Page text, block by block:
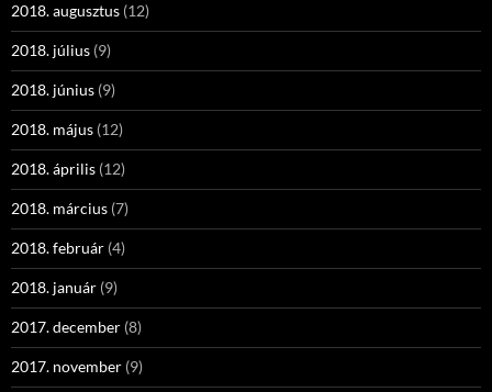
2018. augusztus (12)
2018. július (9)
2018. június (9)
2018. május (12)
2018. április (12)
2018. március (7)
2018. február (4)
2018. január (9)
2017. december (8)
2017. november (9)